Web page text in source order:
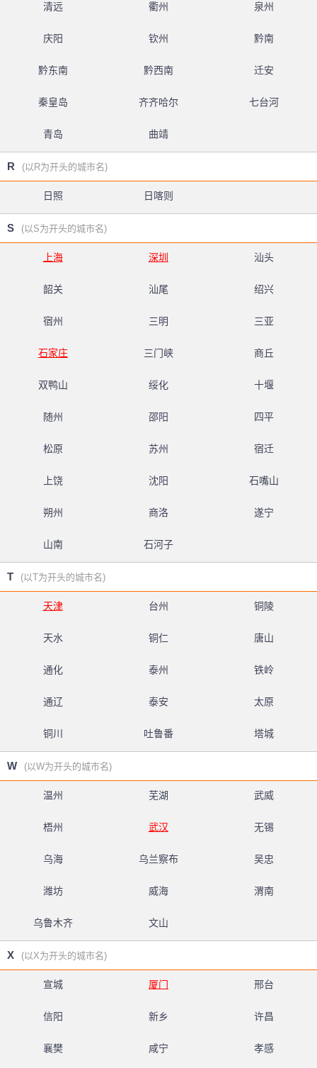
清远 衢州 泉州
庆阳 钦州 黔南
黔东南 黔西南 迁安
秦皇岛 齐齐哈尔 七台河
青岛 曲靖
R (以R为开头的城市名)
日照 日喀则
S (以S为开头的城市名)
上海 深圳 汕头
韶关 汕尾 绍兴
宿州 三明 三亚
石家庄 三门峡 商丘
双鸭山 绥化 十堰
随州 邵阳 四平
松原 苏州 宿迁
上饶 沈阳 石嘴山
朔州 商洛 遂宁
山南 石河子
T (以T为开头的城市名)
天津 台州 铜陵
天水 铜仁 唐山
通化 泰州 铁岭
通辽 泰安 太原
铜川 吐鲁番 塔城
W (以W为开头的城市名)
温州 芜湖 武威
梧州 武汉 无锡
乌海 乌兰察布 吴忠
潍坊 威海 渭南
乌鲁木齐 文山
X (以X为开头的城市名)
宣城 厦门 邢台
信阳 新乡 许昌
襄樊 咸宁 孝感